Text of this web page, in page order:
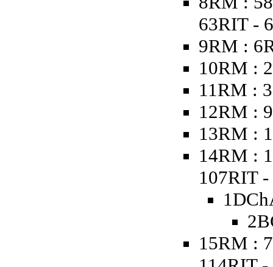
63RIT -
9RM :
10RM :
11RM :
12RM :
13RM :
14RM :
107RIT
15RM :